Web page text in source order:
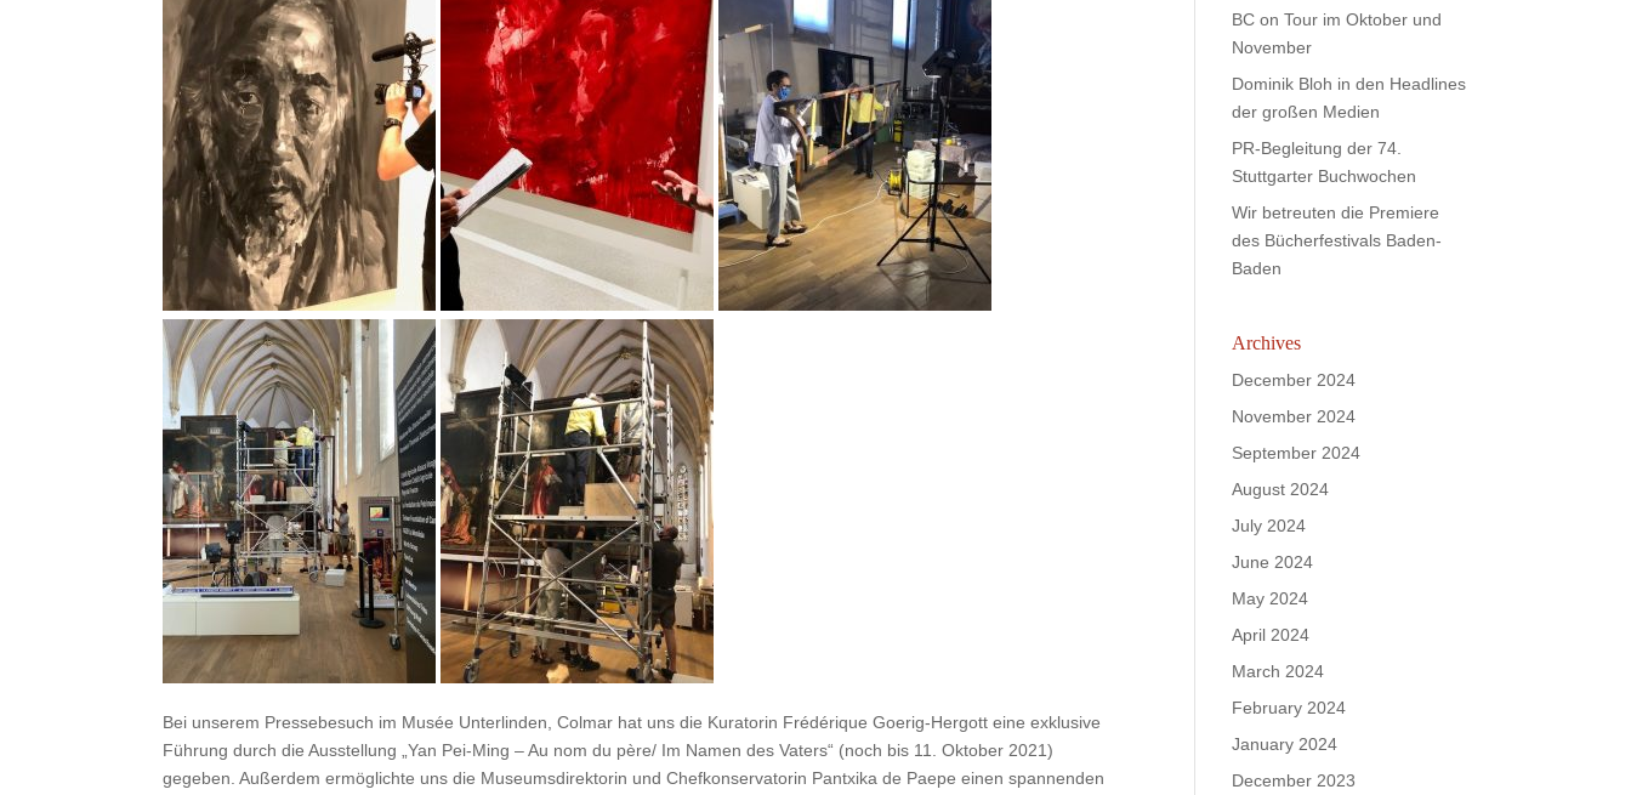
Bei unserem Pressebesuch im Musée Unterlinden , Colmar hat uns die Kuratorin Frédérique Goerig-Hergott eine exklusive
Führung durch die Ausstellung „Yan Pei-Ming – Au nom du père/ Im Namen des Vaters“ (noch bis 11. Oktober 2021)
gegeben. Außerdem ermöglichte uns die Museumsdirektorin und Chefkonservatorin Pantxika de Paepe einen spannenden
BC on Tour im Oktober und
November
Dominik Bloh in den Headlines
der großen Medien
PR-Begleitung der 74.
Stuttgarter Buchwochen
Wir betreuten die Premiere
des Bücherfestivals Baden-
Baden
Archives
December 2024
November 2024
September 2024
August 2024
July 2024
June 2024
May 2024
April 2024
March 2024
February 2024
January 2024
December 2023